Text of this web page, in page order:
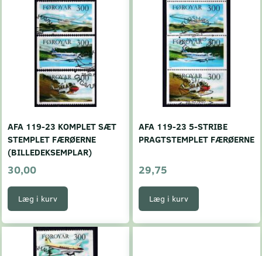
AFA 119-23 KOMPLET SÆT
STEMPLET FÆRØERNE
(BILLEDEKSEMPLAR)
30,00
Læg i kurv
AFA 119-23 5-STRIBE
PRAGTSTEMPLET FÆRØERNE
29,75
Læg i kurv